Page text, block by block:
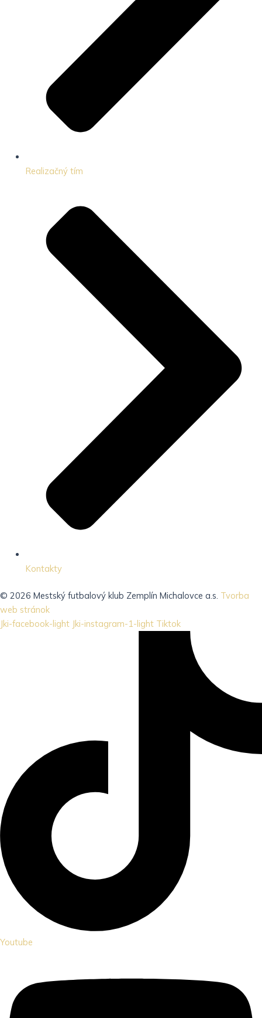
Realizačný tím
Kontakty
© 2026 Mestský futbalový klub Zemplín Michalovce a.s. Tvorba
web stránok
Jki-facebook-light Jki-instagram-1-light Tiktok
Youtube